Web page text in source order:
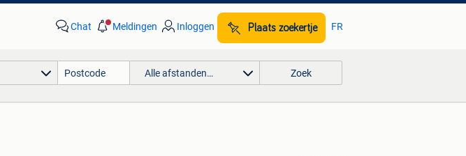
Chat Meldingen Inloggen Plaats zoekertje FR
Alle afstanden… Zoek